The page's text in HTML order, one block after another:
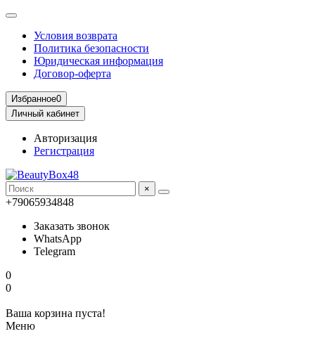
Условия возврата
Политика безопасности
Юридическая информация
Договор-оферта
Избранное0
Личный кабинет
Авторизация
Регистрация
×
+79065934848
Заказать звонок
WhatsApp
Telegram
0
0
Ваша корзина пуста!
Меню